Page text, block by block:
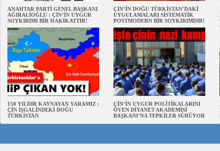
ANAHTAR PARTİ GENEL BAŞKANI
AĞIRALİOĞLU : ÇİN’İN UYGUR
SOYKIRIMI BİR HAKİKATTIR!
ÇİN’İN DOĞU TÜRKİSTAN’DAKİ
UYGULAMALARI SİSTEMATİK
POSTMODERN BİR SOYKIRIMDIR!
150 YILDIR KAYNAYAN YARAMIZ :
ÇİN İŞGALİNDEKİ DOĞU
TÜRKİSTAN
ÇİN’İN UYGUR POLİTİKALARINI
ÖVEN DİYANET AKADEMİSİ
BAŞKANI’NA TEPKİLER SÜRÜYOR